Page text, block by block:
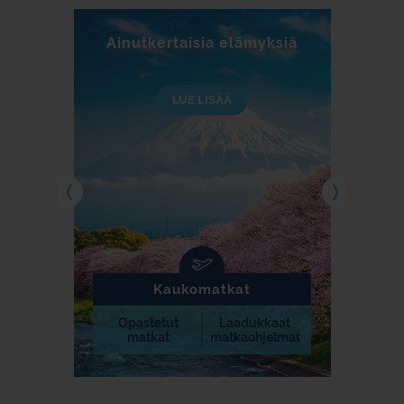
Ainutkertaisia elämyksiä
LUE LISÄÄ
Kaukomatkat
Opastetut
matkat
Laadukkaat
matkaohjelmat